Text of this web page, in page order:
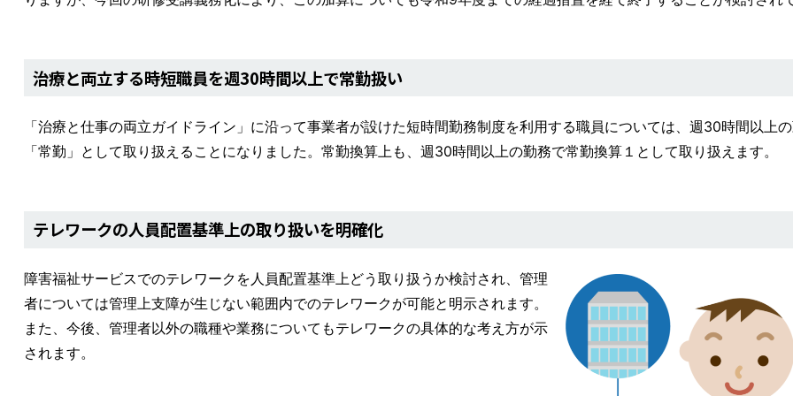
治療と両立する時短職員を週30時間以上で常勤扱い
「治療と仕事の両立ガイドライン」に沿って事業者が設けた短時間勤務制度を利用する職員については、週30時間以上
「常勤」として取り扱えることになりました。常勤換算上も、週30時間以上の勤務で常勤換算１として取り扱えます。
テレワークの人員配置基準上の取り扱いを明確化
障害福祉サービスでのテレワークを人員配置基準上どう取り扱うか検討され、管理
者については管理上支障が生じない範囲内でのテレワークが可能と明示されます。
また、今後、管理者以外の職種や業務についてもテレワークの具体的な考え方が示
されます。